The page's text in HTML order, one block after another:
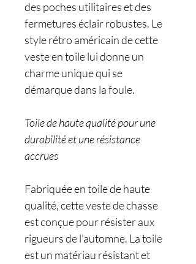
des poches utilitaires et des
fermetures éclair robustes. Le
style rétro américain de cette
veste en toile lui donne un
charme unique qui se
démarque dans la foule.
Toile de haute qualité pour une
durabilité et une résistance
accrues
Fabriquée en toile de haute
qualité, cette veste de chasse
est conçue pour résister aux
rigueurs de l'automne. La toile
est un matériau résistant et